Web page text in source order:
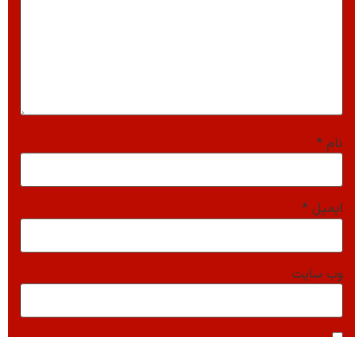
نام *
ایمیل *
وب‌ سایت